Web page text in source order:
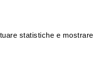
statistiche e mostrare